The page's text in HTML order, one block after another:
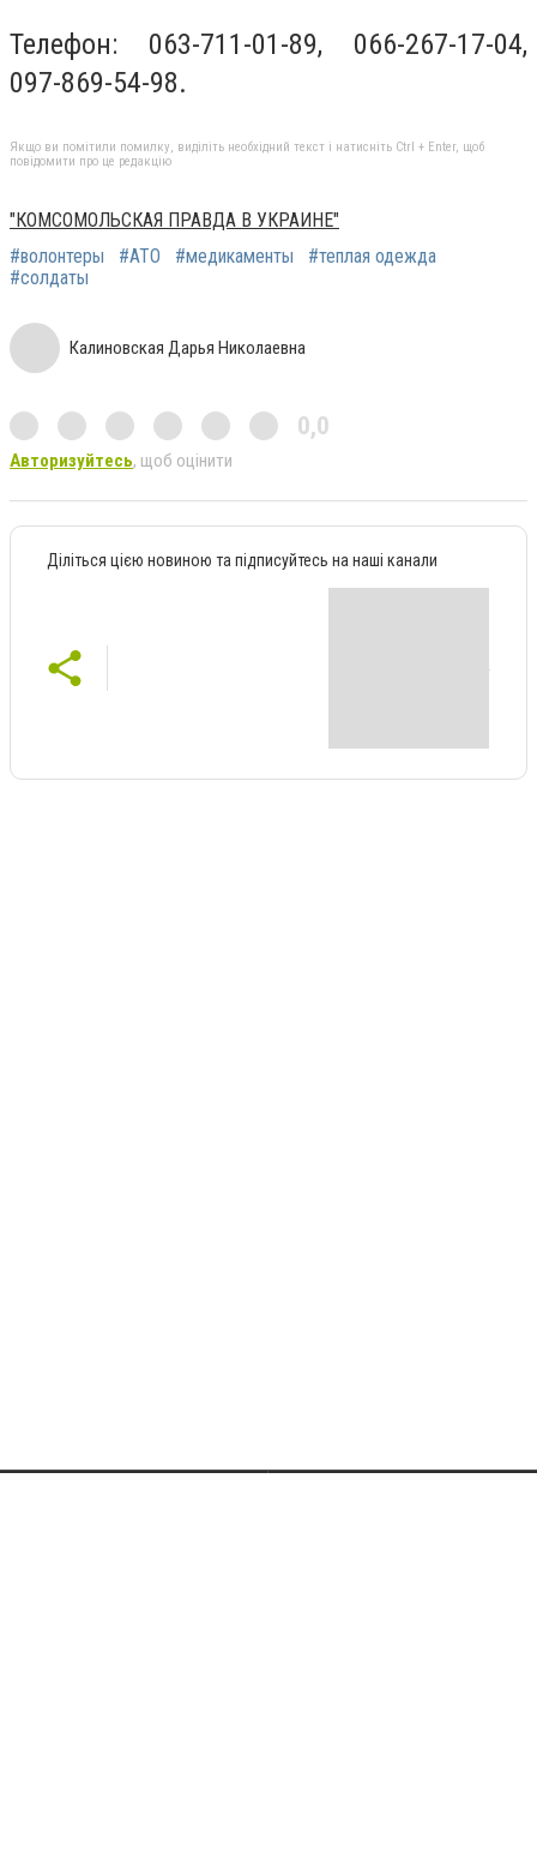
Телефон: 063-711-01-89, 066-267-17-04,
097-869-54-98.
Якщо ви помітили помилку, виділіть необхідний текст і натисніть Ctrl + Enter, щоб
повідомити про це редакцію
"КОМСОМОЛЬСКАЯ ПРАВДА В УКРАИНЕ"
#волонтеры
#АТО #медикаменты
#теплая одежда
#солдаты
Калиновская Дарья Николаевна
0,0
Авторизуйтесь, щоб оцінити
Діліться цією новиною та підписуйтесь на наші канали